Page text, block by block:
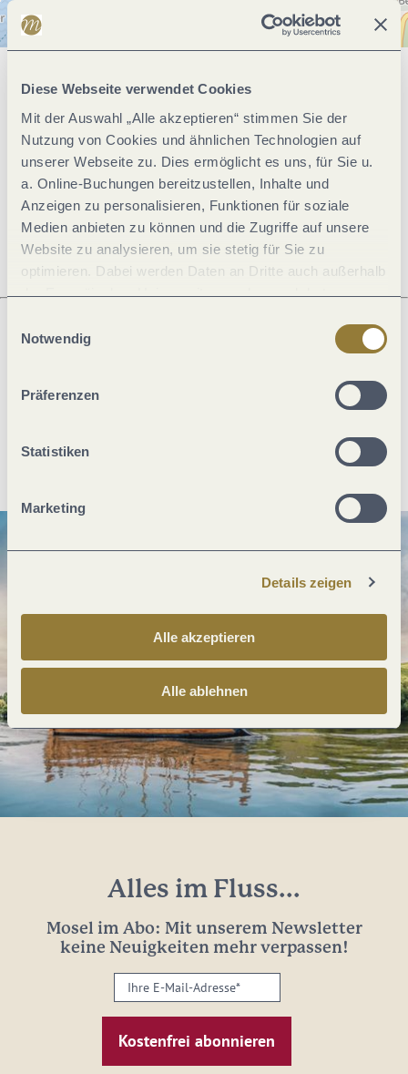
Diese Webseite verwendet Cookies
Mit der Auswahl „Alle akzeptieren“ stimmen Sie der
Nutzung von Cookies und ähnlichen Technologien auf
unserer Webseite zu. Dies ermöglicht es uns, für Sie u.
a. Online-Buchungen bereitzustellen, Inhalte und
Anzeigen zu personalisieren, Funktionen für soziale
Medien anbieten zu können und die Zugriffe auf unsere
Website zu analysieren, um sie stetig für Sie zu
optimieren. Dabei werden Daten an Dritte auch außerhalb
der Europäischen Union weitergegeben und dort
jederzeit widerrufen werden. Mit der Auswahl "Alle
ablehnen" kann es zu Beeinträchtigungen in der Nutzung
Notwendig
Präferenzen
Statistiken
Marketing
Details zeigen
Alle akzeptieren
Alle ablehnen
Allgemeine Informationen
Öffnungszeiten
Preisinformationen
Anreise planen PDF erzeugen
Alles im Fluss...
Mosel im Abo: Mit unserem Newsletter
keine Neuigkeiten mehr verpassen!
Ihre
E-
Mail-
Adresse: